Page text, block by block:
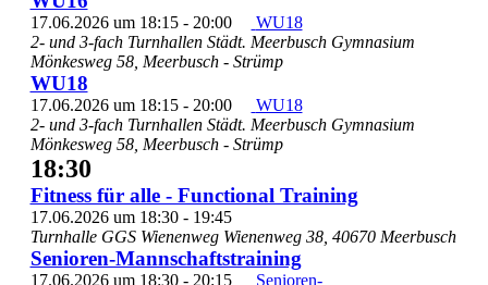
17.06.2026 um 18:15- 20:00
WU18
2- und 3-fach Turnhallen Städt. Meerbusch Gymnasium
Mönkesweg 58, Meerbusch - Strümp
WU18
17.06.2026 um 18:15- 20:00
WU18
2- und 3-fach Turnhallen Städt. Meerbusch Gymnasium
Mönkesweg 58, Meerbusch - Strümp
18:30
Fitness für alle - Functional Training
17.06.2026 um 18:30- 19:45
für
alle
Turnhalle GGS Wienenweg Wienenweg 38, 40670 Meerbusch
Senioren-Mannschaftstraining
17.06.2026 um 18:30- 20:15
Senioren-